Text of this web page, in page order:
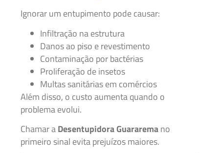
Ignorar um entupimento pode causar:
Infiltração na estrutura
Danos ao piso e revestimento
Contaminação por bactérias
Proliferação de insetos
Multas sanitárias em comércios
Além disso, o custo aumenta quando o
problema evolui.
Chamar aDesentupidora Guararemano
primeiro sinal evita prejuízos maiores.